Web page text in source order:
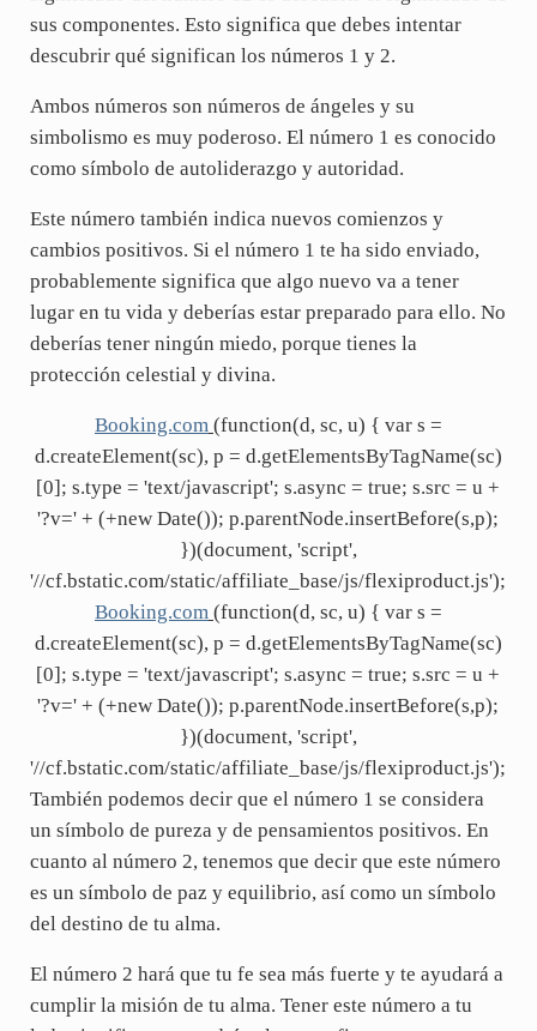
sus componentes. Esto significa que debes intentar
descubrir qué significan los números 1 y 2.
Ambos números son números de ángeles y su
simbolismo es muy poderoso. El número 1 es conocido
como símbolo de autoliderazgo y autoridad.
Este número también indica nuevos comienzos y
cambios positivos. Si el número 1 te ha sido enviado,
probablemente significa que algo nuevo va a tener
lugar en tu vida y deberías estar preparado para ello. No
deberías tener ningún miedo, porque tienes la
protección celestial y divina.
Booking.com (function(d, sc, u) { var s =
d.createElement(sc), p = d.getElementsByTagName(sc)
[0]; s.type = 'text/javascript'; s.async = true; s.src = u +
'?v=' + (+new Date()); p.parentNode.insertBefore(s,p);
})(document, 'script',
'//cf.bstatic.com/static/affiliate_base/js/flexiproduct.js');
Booking.com (function(d, sc, u) { var s =
d.createElement(sc), p = d.getElementsByTagName(sc)
[0]; s.type = 'text/javascript'; s.async = true; s.src = u +
'?v=' + (+new Date()); p.parentNode.insertBefore(s,p);
})(document, 'script',
'//cf.bstatic.com/static/affiliate_base/js/flexiproduct.js');
También podemos decir que el número 1 se considera
un símbolo de pureza y de pensamientos positivos. En
cuanto al número 2, tenemos que decir que este número
es un símbolo de paz y equilibrio, así como un símbolo
del destino de tu alma.
El número 2 hará que tu fe sea más fuerte y te ayudará a
cumplir la misión de tu alma. Tener este número a tu